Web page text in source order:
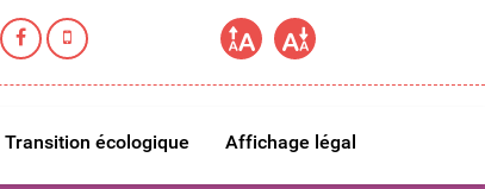
Transition écologique Affichage légal